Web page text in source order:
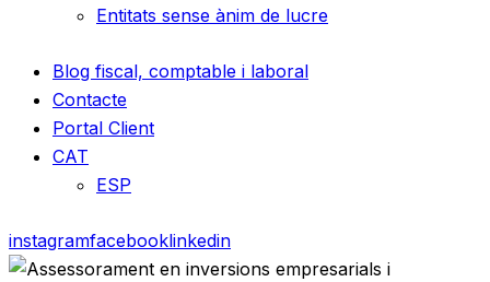
Entitats sense ànim de lucre
Blog fiscal, comptable i laboral
Contacte
Portal Client
CAT
ESP
instagramfacebooklinkedin